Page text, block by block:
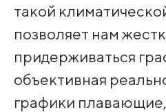
такой
позволяет нам
придерживаться
объективная
графики плавающие,